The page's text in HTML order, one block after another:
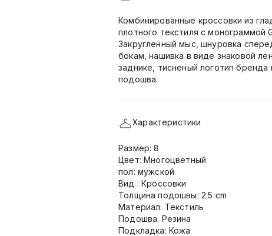
Комбинированные кроссовки из
плотного текстиля с монограммой
Закругленный мыс, шнуровка
бокам, нашивка в виде знаковой
заднике, тисненый логотип бренда
подошва.
Характеристики
Размер: 8
Цвет: Многоцветный
пол: мужской
Вид : Кроссовки
Толщина подошвы: 2.5 cm
Материал: Текстиль
Подошва: Резина
Подкладка: Кожа